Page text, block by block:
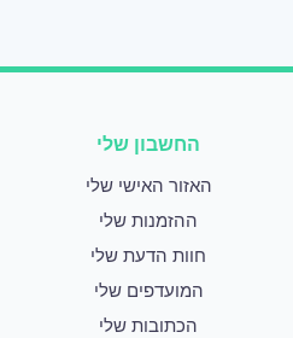
החשבון שלי
האזור האישי שלי
ההזמנות שלי
חוות הדעת שלי
המועדפים שלי
הכתובות שלי